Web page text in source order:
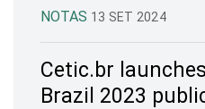
NOTAS 13 SET 2024
Cetic.br
Brazil 2023